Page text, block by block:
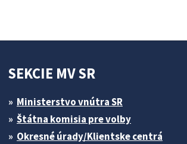
SEKCIE MV SR
Ministerstvo vnútra SR
Štátna komisia pre volby
Okresné úrady/Klientske centrá